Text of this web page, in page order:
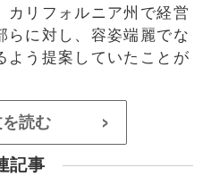
カリフォルニア州で経営
らに対し、容姿端麗でな
よう提案していたことが
読む >
記事